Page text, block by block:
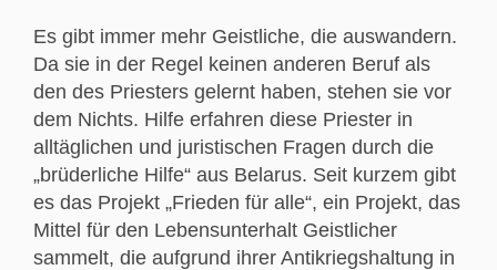
Es gibt immer mehr Geistliche, die auswandern.
Da sie in der Regel keinen anderen Beruf als
den des Priesters gelernt haben, stehen sie vor
dem Nichts. Hilfe erfahren diese Priester in
alltäglichen und juristischen Fragen durch die
„brüderliche Hilfe“ aus Belarus. Seit kurzem gibt
es das Projekt „Frieden für alle“, ein Projekt, das
Mittel für den Lebensunterhalt Geistlicher
sammelt, die aufgrund ihrer Antikriegshaltung in